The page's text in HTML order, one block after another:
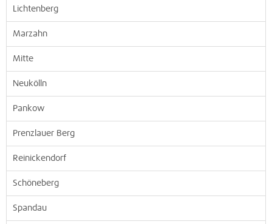
Lichtenberg
Marzahn
Mitte
Neukölln
Pankow
Prenzlauer Berg
Reinickendorf
Schöneberg
Spandau